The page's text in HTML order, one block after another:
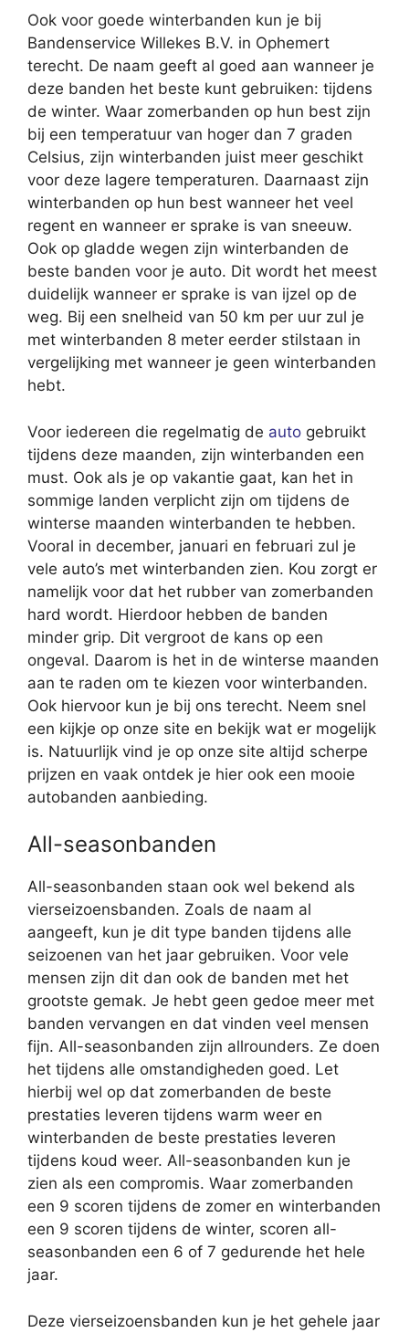
Ook voor goede winterbanden kun je bij
Bandenservice Willekes B.V. in Ophemert
terecht. De naam geeft al goed aan wanneer je
deze banden het beste kunt gebruiken: tijdens
de winter. Waar zomerbanden op hun best zijn
bij een temperatuur van hoger dan 7 graden
Celsius, zijn winterbanden juist meer geschikt
voor deze lagere temperaturen. Daarnaast zijn
winterbanden op hun best wanneer het veel
regent en wanneer er sprake is van sneeuw.
Ook op gladde wegen zijn winterbanden de
beste banden voor je auto. Dit wordt het meest
duidelijk wanneer er sprake is van ijzel op de
weg. Bij een snelheid van 50 km per uur zul je
met winterbanden 8 meter eerder stilstaan in
vergelijking met wanneer je geen winterbanden
hebt.
Voor iedereen die regelmatig de auto gebruikt
tijdens deze maanden, zijn winterbanden een
must. Ook als je op vakantie gaat, kan het in
sommige landen verplicht zijn om tijdens de
winterse maanden winterbanden te hebben.
Vooral in december, januari en februari zul je
vele auto’s met winterbanden zien. Kou zorgt er
namelijk voor dat het rubber van zomerbanden
hard wordt. Hierdoor hebben de banden
minder grip. Dit vergroot de kans op een
ongeval. Daarom is het in de winterse maanden
aan te raden om te kiezen voor winterbanden.
Ook hiervoor kun je bij ons terecht. Neem snel
een kijkje op onze site en bekijk wat er mogelijk
is. Natuurlijk vind je op onze site altijd scherpe
prijzen en vaak ontdek je hier ook een mooie
autobanden aanbieding.
All-seasonbanden
All-seasonbanden staan ook wel bekend als
vierseizoensbanden. Zoals de naam al
aangeeft, kun je dit type banden tijdens alle
seizoenen van het jaar gebruiken. Voor vele
mensen zijn dit dan ook de banden met het
grootste gemak. Je hebt geen gedoe meer met
banden vervangen en dat vinden veel mensen
fijn. All-seasonbanden zijn allrounders. Ze doen
het tijdens alle omstandigheden goed. Let
hierbij wel op dat zomerbanden de beste
prestaties leveren tijdens warm weer en
winterbanden de beste prestaties leveren
tijdens koud weer. All-seasonbanden kun je
zien als een compromis. Waar zomerbanden
een 9 scoren tijdens de zomer en winterbanden
een 9 scoren tijdens de winter, scoren all-
seasonbanden een 6 of 7 gedurende het hele
jaar.
Deze vierseizoensbanden kun je het gehele jaar